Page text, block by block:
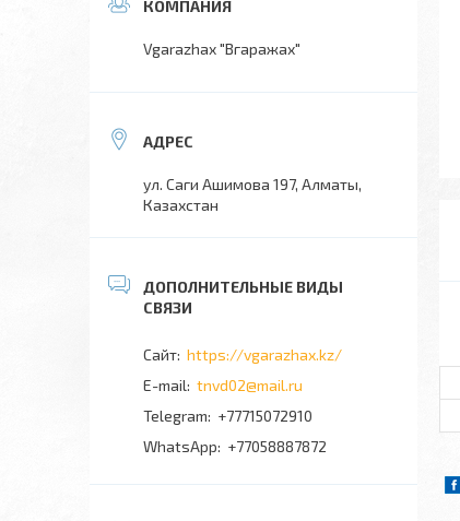
Vgarazhax "Вгаражах"
ул. Саги Ашимова 197, Алматы,
Казахстан
https://vgarazhax.kz/
tnvd02@mail.ru
+77715072910
+77058887872